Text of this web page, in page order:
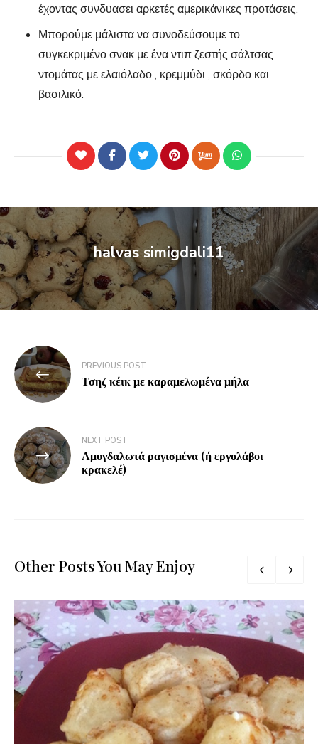
έχοντας συνδυασει αρκετές αμερικάνικες προτάσεις.
Μπορούμε μάλιστα να συνοδεύσουμε το
συγκεκριμένο σνακ με ένα ντιπ ζεστής σάλτσας
ντομάτας με ελαιόλαδο , κρεμμύδι , σκόρδο και
βασιλικό.
halvas simigdali11
PREVIOUS POST
Τσηζ κέικ με καραμελωμένα μήλα
NEXT POST
Αμυγδαλωτά ραγισμένα (ή εργολάβοι
κρακελέ)
Other Posts You May Enjoy